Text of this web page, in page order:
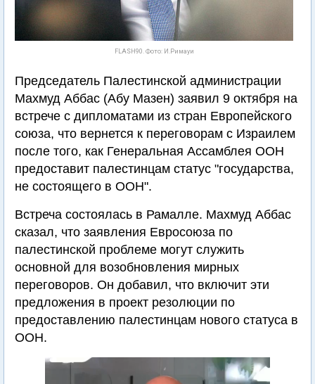
FLASH90. Фото: И.Римауи
Председатель Палестинской администрации
Махмуд Аббас (Абу Мазен) заявил 9 октября на
встрече с дипломатами из стран Европейского
союза, что вернется к переговорам с Израилем
после того, как Генеральная Ассамблея ООН
предоставит палестинцам статус "государства,
не состоящего в ООН".
Встреча состоялась в Рамалле. Махмуд Аббас
сказал, что заявления Евросоюза по
палестинской проблеме могут служить
основной для возобновления мирных
переговоров. Он добавил, что включит эти
предложения в проект резолюции по
предоставлению палестинцам нового статуса в
ООН.